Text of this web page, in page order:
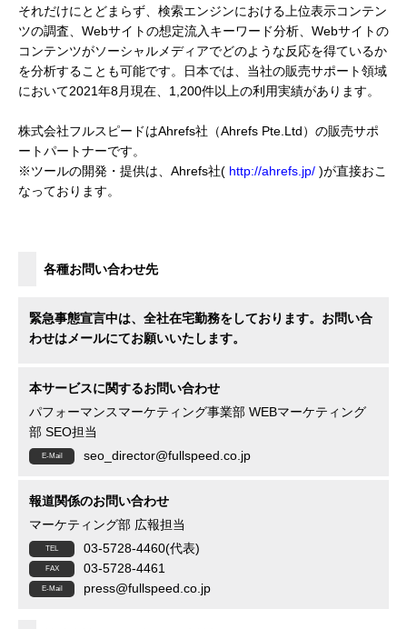
それだけにとどまらず、検索エンジンにおける上位表示コンテン
ツの調査、Webサイトの想定流入キーワード分析、Webサイトの
コンテンツがソーシャルメディアでどのような反応を得ているか
を分析することも可能です。日本では、当社の販売サポート領域
において2021年8月現在、1,200件以上の利用実績があります。
株式会社フルスピードはAhrefs社（Ahrefs Pte.Ltd）の販売サポ
ートパートナーです。
※ツールの開発・提供は、Ahrefs社( http://ahrefs.jp/ )が直接おこ
なっております。
各種お問い合わせ先
緊急事態宣言中は、全社在宅勤務をしております。お問い合
わせはメールにてお願いいたします。
本サービスに関するお問い合わせ
パフォーマンスマーケティング事業部 WEBマーケティング
部 SEO担当
seo_director@fullspeed.co.jp
報道関係のお問い合わせ
マーケティング部 広報担当
03-5728-4460(代表)
03-5728-4461
press@fullspeed.co.jp